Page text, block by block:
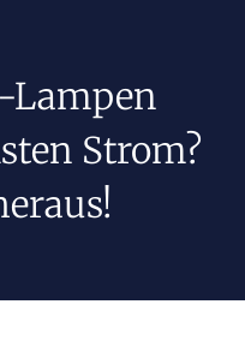
Lampen
Strom?